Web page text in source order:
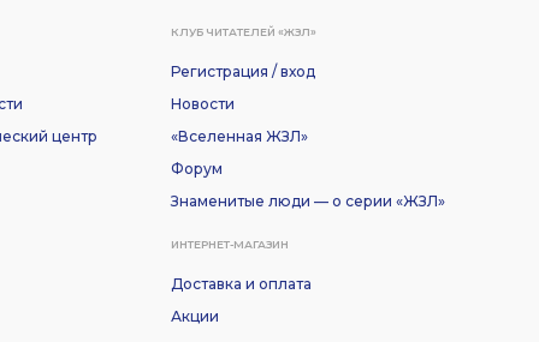
центр
КЛУБ ЧИТАТЕЛЕЙ «ЖЗЛ»
Регистрация / вход
Новости
«Вселенная ЖЗЛ»
Форум
Знаменитые люди — о серии «ЖЗЛ»
ИНТЕРНЕТ-МАГАЗИН
Доставка и оплата
Акции